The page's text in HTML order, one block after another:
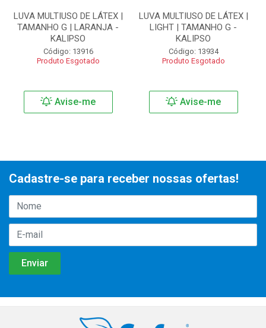
LUVA MULTIUSO DE LÁTEX |
TAMANHO G | LARANJA -
KALIPSO
Código: 13916
Produto Esgotado
Avise-me
LUVA MULTIUSO DE LÁTEX |
LIGHT | TAMANHO G -
KALIPSO
Código: 13934
Produto Esgotado
Avise-me
Cadastre-se para receber nossas ofertas!